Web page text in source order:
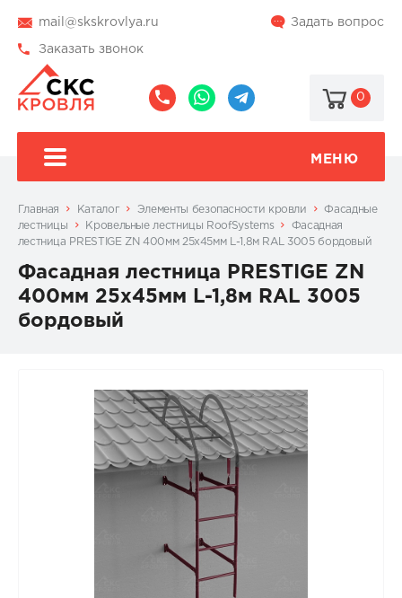
mail@skskrovlya.ru Задать вопрос
Заказать звонок
0
МЕНЮ
Главная Каталог Элементы безопасности кровли
Фасадные
лестницы
Кровельные лестницы RoofSystems
Фасадная
лестница PRESTIGE ZN 400мм 25x45мм L-1,8м RAL 3005 бордовый
Фасадная лестница PRESTIGE ZN
400мм 25x45мм L-1,8м RAL 3005
бордовый